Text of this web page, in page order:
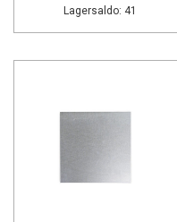
Lagersaldo: 41